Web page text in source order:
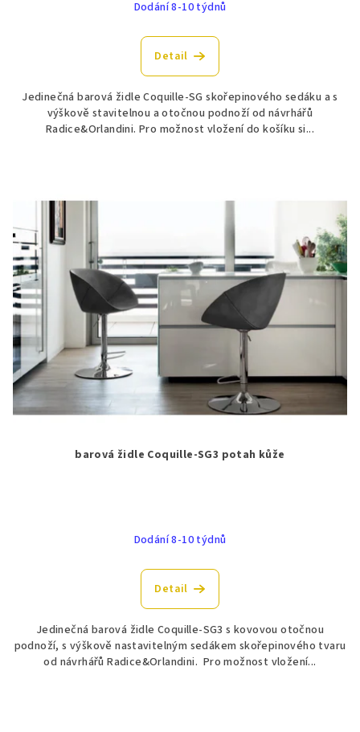
Dodání 8-10 týdnů
Detail
Jedinečná barová židle Coquille-SG skořepinového sedáku a s
výškově stavitelnou a otočnou podnoží od návrhářů
Radice&Orlandini. Pro možnost vložení do košíku si...
barová židle Coquille-SG3 potah kůže
Dodání 8-10 týdnů
Detail
Jedinečná barová židle Coquille-SG3 s kovovou otočnou
podnoží, s výškově nastavitelným sedákem skořepinového tvaru
od návrhářů Radice&Orlandini. Pro možnost vložení...